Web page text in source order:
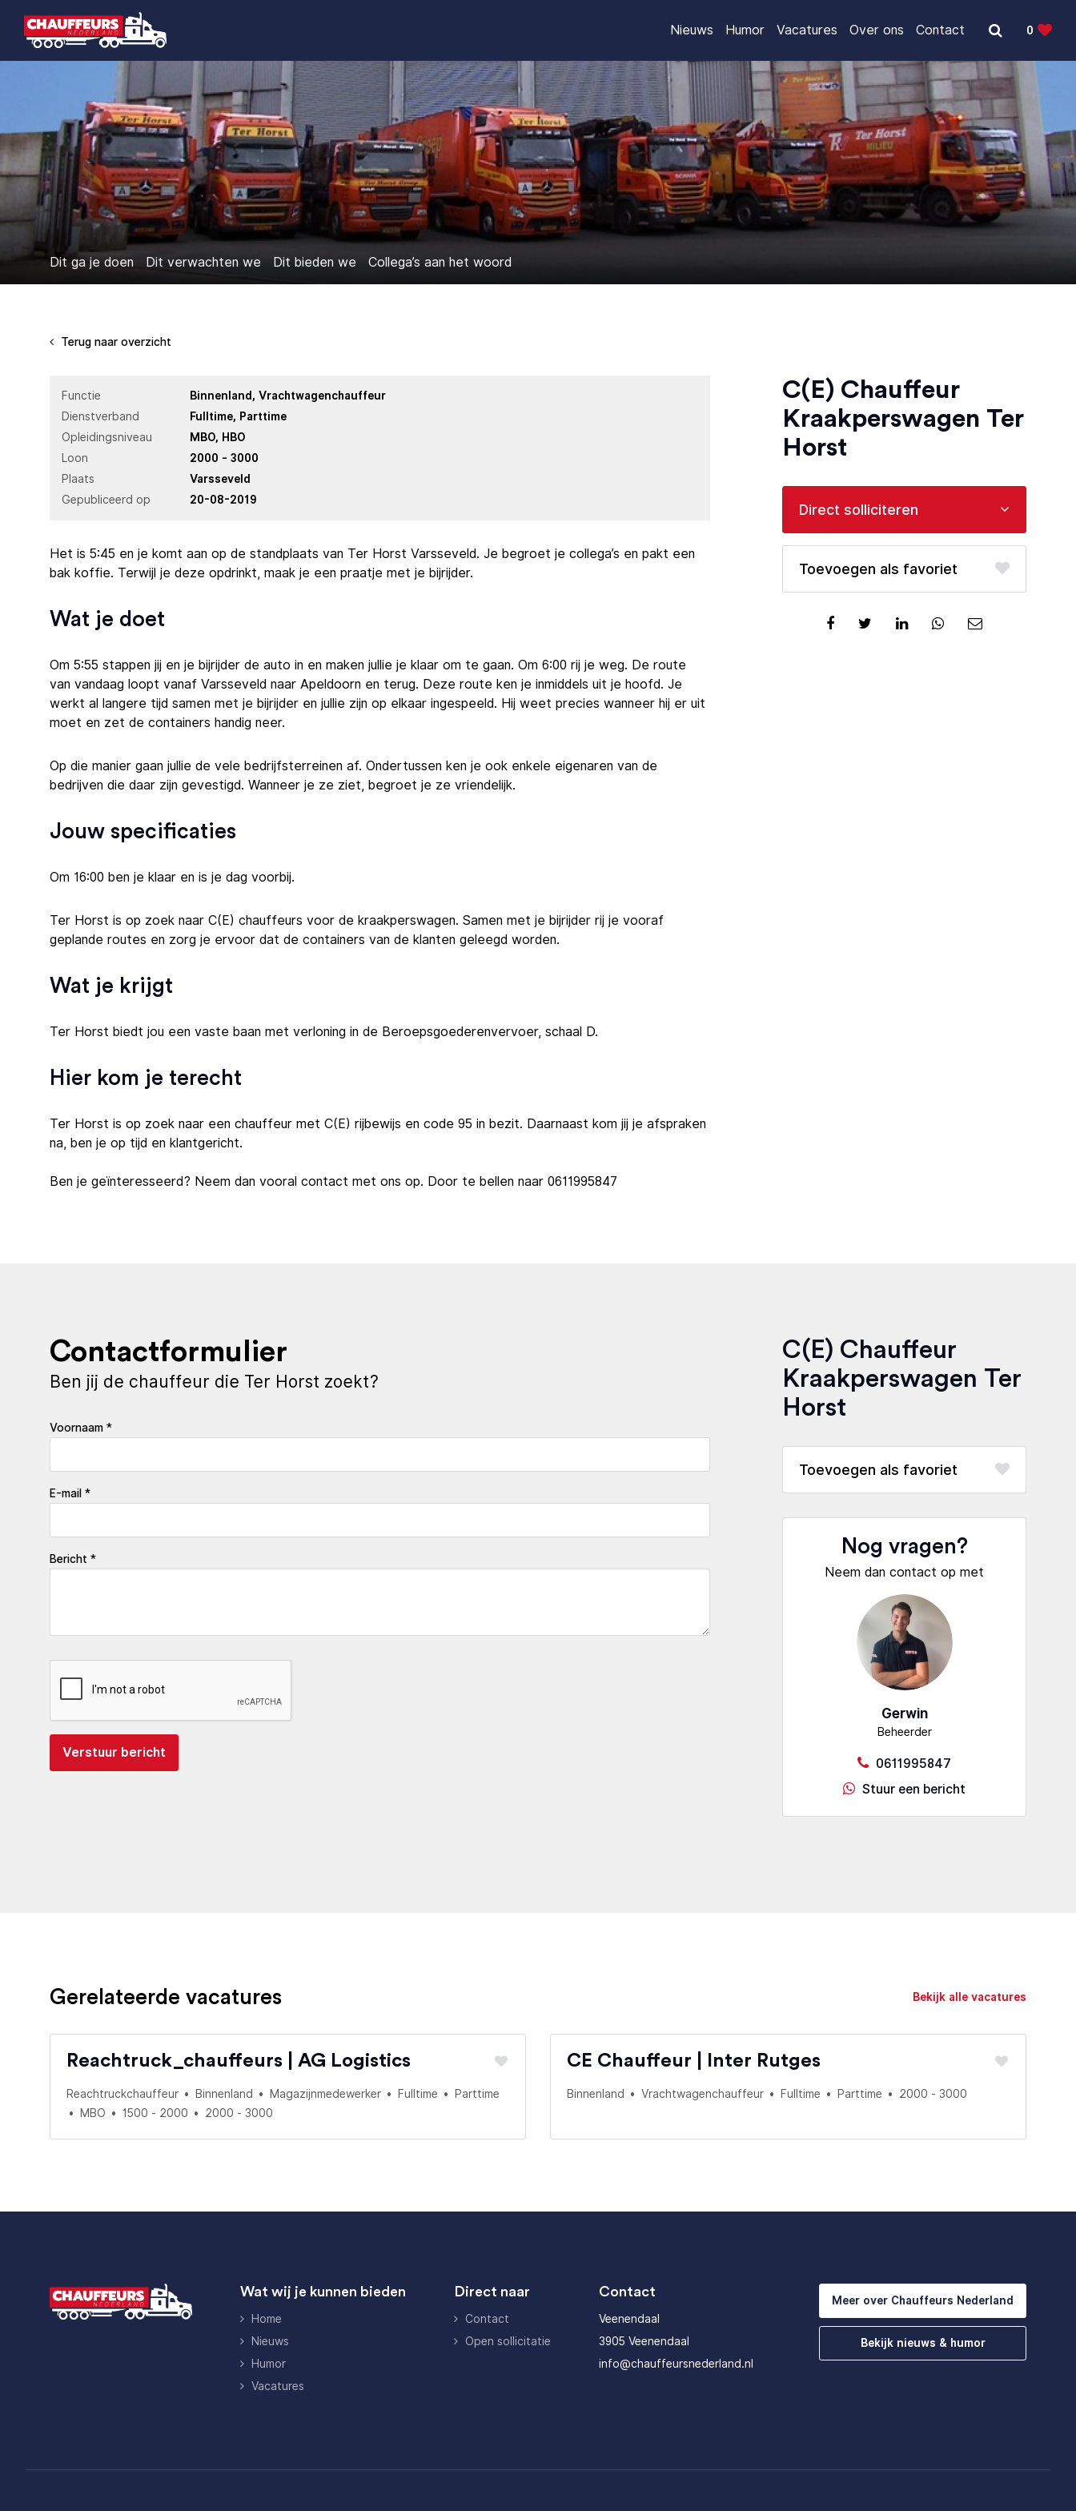
0
Nieuws Humor Vacatures Over ons Contact
Dit ga je doen Dit verwachten we Dit bieden we Collega’s aan het woord
Terug naar overzicht
C(E) Chauffeur
Kraakperswagen Ter
Horst
Direct solliciteren
favoriet
Functie Binnenland
Vrachtwagenchauffeur
Dienstverband
Fulltime
Parttime
Opleidingsniveau
MBO
HBO
Loon
2000 - 3000
Plaats
Varsseveld
Gepubliceerd op
20-08-2019
Het is 5:45 en je komt aan op de standplaats van Ter Horst Varsseveld. Je begroet je collega’s en pakt een
bak koffie. Terwijl je deze opdrinkt, maak je een praatje met je bijrijder.
Wat je doet
Om 5:55 stappen jij en je bijrijder de auto in en maken jullie je klaar om te gaan. Om 6:00 rij je weg. De route
van vandaag loopt vanaf Varsseveld naar Apeldoorn en terug. Deze route ken je inmiddels uit je hoofd. Je
werkt al langere tijd samen met je bijrijder en jullie zijn op elkaar ingespeeld. Hij weet precies wanneer hij er uit
moet en zet de containers handig neer.
Op die manier gaan jullie de vele bedrijfsterreinen af. Ondertussen ken je ook enkele eigenaren van de
bedrijven die daar zijn gevestigd. Wanneer je ze ziet, begroet je ze vriendelijk.
Jouw specificaties
Om 16:00 ben je klaar en is je dag voorbij.
Ter Horst is op zoek naar C(E) chauffeurs voor de kraakperswagen. Samen met je bijrijder rij je vooraf
geplande routes en zorg je ervoor dat de containers van de klanten geleegd worden.
Wat je krijgt
Ter Horst biedt jou een vaste baan met verloning in de Beroepsgoederenvervoer, schaal D.
Hier kom je terecht
Ter Horst is op zoek naar een chauffeur met C(E) rijbewijs en code 95 in bezit. Daarnaast kom jij je afspraken
na, ben je op tijd en klantgericht.
Ben je geïnteresseerd? Neem dan vooral contact met ons op. Door te bellen naar 0611995847
C(E) Chauffeur
Kraakperswagen Ter
Horst
favoriet
Nog vragen?
Neem dan contact op met
Gerwin
Beheerder
0611995847
Stuur een bericht
Contactformulier
Ben jij de chauffeur die Ter Horst zoekt?
Voornaam *
E-mail *
Bericht *
Verstuur bericht
Gerelateerde vacatures
Reachtruck_chauffeurs | AG Logistics
Reachtruckchauffeur Binnenland Magazijnmedewerker Fulltime
Parttime
MBO
1500 - 2000 2000 - 3000
CE Chauffeur | Inter Rutges
Binnenland Vrachtwagenchauffeur Fulltime Parttime 2000 - 3000
Bekijk alle vacatures
Wat wij je kunnen bieden
Home
Nieuws
Humor
Vacatures
Direct naar
Contact
Open sollicitatie
Contact
Veenendaal
3905 Veenendaal
info@chauffeursnederland.nl
Meer over Chauffeurs Nederland
Bekijk nieuws & humor